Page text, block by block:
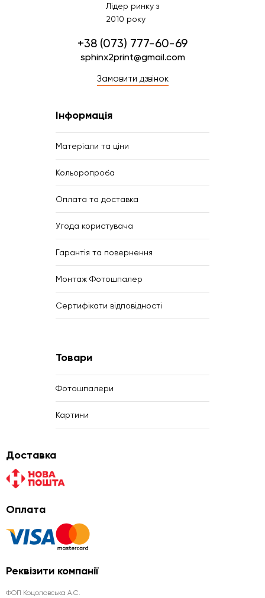
Лідер ринку з
2010 року
+38 (073) 777-60-69
sphinx2print@gmail.com
Замовити дзвінок
Інформація
Матеріали та ціни
Кольоропроба
Оплата та доставка
Угода користувача
Гарантія та повернення
Монтаж Фотошпалер
Сертифікати відповідності
Товари
Фотошпалери
Картини
Доставка
Оплата
Реквізити компанії
ФОП Коцоловська А.С.